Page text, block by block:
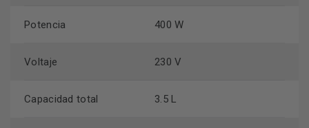
Potencia 400 W
Voltaje 230 V
Capacidad total 3.5 L